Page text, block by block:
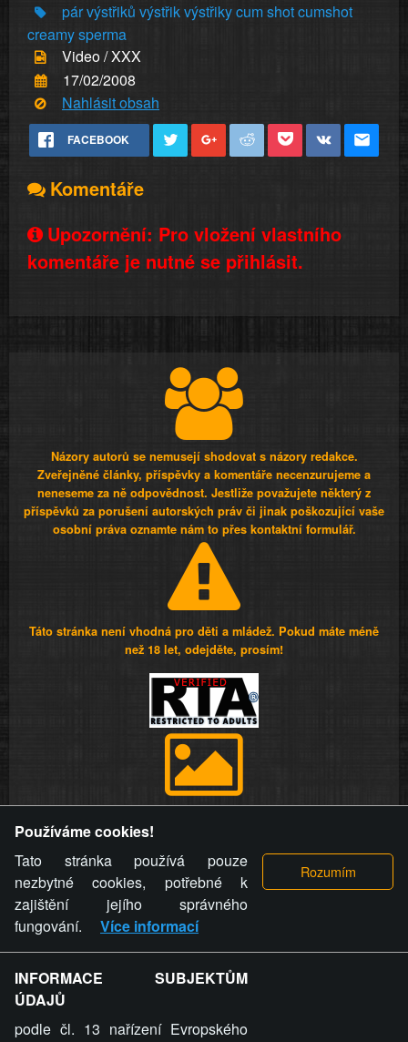
párvýstřiků výstřikvýstřikycumshotcumshot
creamysperma
Video / XXX
17/02/2008
Nahlásit obsah
FACEBOOK
Komentáře
Upozornění: Pro vložení vlastního
komentáře je nutné se přihlásit.
Názory autorů se nemusejí shodovat s názory redakce.
Zveřejněné články, příspěvky a komentáře necenzurujeme a
neneseme za ně odpovědnost. Jestliže považujete některý z
příspěvků za porušení autorských práv či jinak poškozující vaše
osobní práva oznamte nám to přes kontaktní formulář.
Táto stránka není vhodná pro děti a mládež. Pokud máte méně
než 18 let, odejděte, prosím!
videa a komentáře. Osoba, které se toto opatření provozovatele
stránky týče, ani osoba, která umístila fotografii nebo video na
stránku, nemůže z důvodu odstranění fotografie, videa nebo
komentáře pro výše uvedenou okolnost uplatnit vůči
provozovateli stránky žádný nárok na náhradu škody nebo
nemajetkové újmy.
ZVRÁCENÝ.CZ - Svět není zvrácenej. To jen
ty lidi...
Používáme cookies!
Tato stránka používá pouze
nezbytné cookies, potřebné k
zajištění jejího správného
fungování.
Více informací
INFORMACE SUBJEKTŮM
ÚDAJŮ
podle čl. 13 nařízení Evropského